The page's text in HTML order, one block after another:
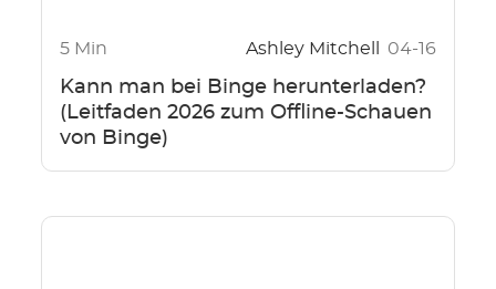
5 Min Ashley Mitchell 04-16
Kann man bei Binge herunterladen?
(Leitfaden 2026 zum Offline-Schauen
von Binge)